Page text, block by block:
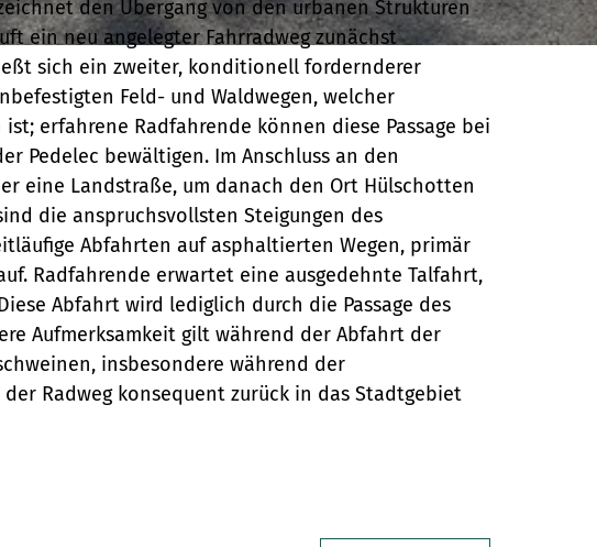
0
1
2
3
Teaser
und Medien
0
1
2
3
Galerie
0
1
0
Filter
Reisezeit"
0
1
0
1
0
1
2
den Übergang von den urbanen Strukturen
ein neu angelegter Fahrradweg zunächst
sich ein zweiter, konditionell fordernderer
Feld- und Waldwegen, welcher
erfahrene Radfahrende können diese Passage bei
Pedelec bewältigen. Im Anschluss an den
eine Landstraße, um danach den Ort Hülschotten
die anspruchsvollsten Steigungen des
Abfahrten auf asphaltierten Wegen, primär
Radfahrende erwartet eine ausgedehnte Talfahrt,
Abfahrt wird lediglich durch die Passage des
Aufmerksamkeit gilt während der Abfahrt der
insbesondere während der
Radweg konsequent zurück in das Stadtgebiet